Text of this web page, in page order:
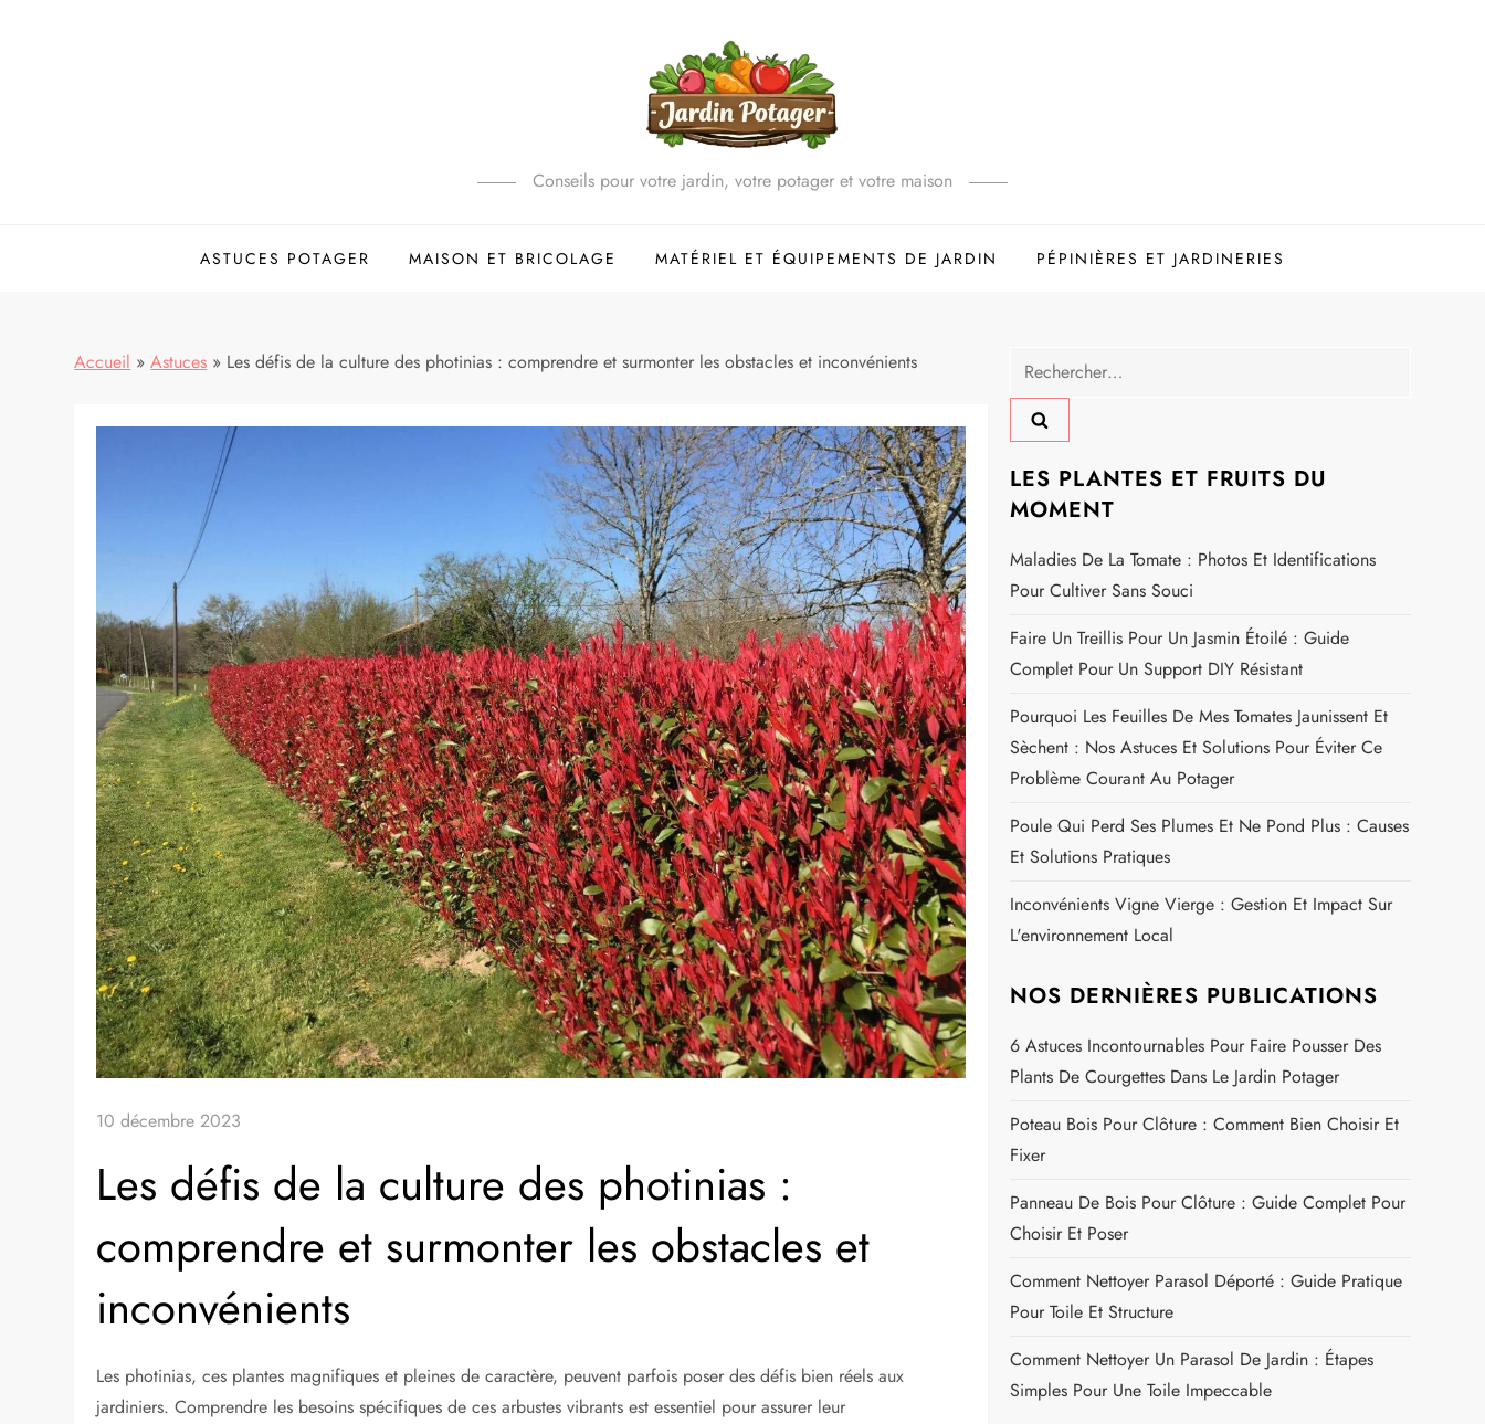
Conseils pour votre jardin, votre potager et votre maison
ASTUCES POTAGER MAISON ET BRICOLAGE MATÉRIEL ET ÉQUIPEMENTS DE JARDIN PÉPINIÈRES ET JARDINERIES
Accueil »Astuces » Les défis de la culture des photinias : comprendre et surmonter les obstacles et inconvénients
10 décembre 2023
Les défis de la culture des photinias :
comprendre et surmonter les obstacles et
inconvénients
Les photinias, ces plantes magnifiques et pleines de caractère, peuvent parfois poser des défis bien réels aux
jardiniers. Comprendre les besoins spécifiques de ces arbustes vibrants est essentiel pour assurer leur
Rechercher :
LES PLANTES ET FRUITS DU
MOMENT
Maladies De La Tomate : Photos Et Identifications
Pour Cultiver Sans Souci
Faire Un Treillis Pour Un Jasmin Étoilé : Guide
Complet Pour Un Support DIY Résistant
Pourquoi Les Feuilles De Mes Tomates Jaunissent Et
Sèchent : Nos Astuces Et Solutions Pour Éviter Ce
Problème Courant Au Potager
Poule Qui Perd Ses Plumes Et Ne Pond Plus : Causes
Et Solutions Pratiques
Inconvénients Vigne Vierge : Gestion Et Impact Sur
L'environnement Local
NOS DERNIÈRES PUBLICATIONS
6 Astuces Incontournables Pour Faire Pousser Des
Plants De Courgettes Dans Le Jardin Potager
Poteau Bois Pour Clôture : Comment Bien Choisir Et
Fixer
Panneau De Bois Pour Clôture : Guide Complet Pour
Choisir Et Poser
Comment Nettoyer Parasol Déporté : Guide Pratique
Pour Toile Et Structure
Comment Nettoyer Un Parasol De Jardin : Étapes
Simples Pour Une Toile Impeccable